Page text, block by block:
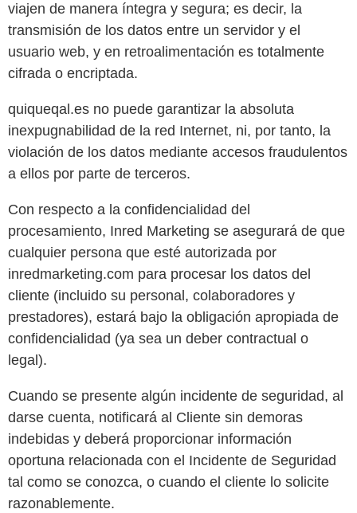
viajen de manera íntegra y segura; es decir, la
transmisión de los datos entre un servidor y el
usuario web, y en retroalimentación es totalmente
cifrada o encriptada.
quiqueqal.es no puede garantizar la absoluta
inexpugnabilidad de la red Internet, ni, por tanto, la
violación de los datos mediante accesos fraudulentos
a ellos por parte de terceros.
Con respecto a la confidencialidad del
procesamiento, Inred Marketing se asegurará de que
cualquier persona que esté autorizada por
inredmarketing.com para procesar los datos del
cliente (incluido su personal, colaboradores y
prestadores), estará bajo la obligación apropiada de
confidencialidad (ya sea un deber contractual o
legal).
Cuando se presente algún incidente de seguridad, al
darse cuenta, notificará al Cliente sin demoras
indebidas y deberá proporcionar información
oportuna relacionada con el Incidente de Seguridad
tal como se conozca, o cuando el cliente lo solicite
razonablemente.